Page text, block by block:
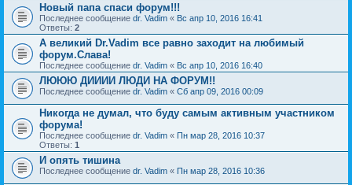
Новый папа спаси форум!!!
Последнее сообщение dr. Vadim « Вс апр 10, 2016 16:41
Ответы: 2
А великий Dr.Vadim все равно заходит на любимый
форум.Слава!
Последнее сообщение dr. Vadim « Вс апр 10, 2016 16:40
ЛЮЮЮ ДИИИИ ЛЮДИ НА ФОРУМ!!
Последнее сообщение dr. Vadim « Сб апр 09, 2016 00:09
Никогда не думал, что буду самым активным участником
форума!
Последнее сообщение dr. Vadim « Пн мар 28, 2016 10:37
Ответы: 1
И опять тишина
Последнее сообщение dr. Vadim « Пн мар 28, 2016 10:36